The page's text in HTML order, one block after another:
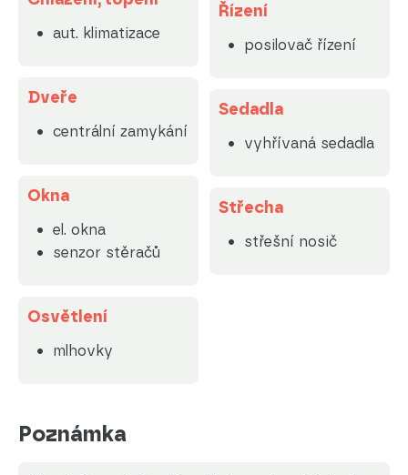
aut. klimatizace
Dveře
centrální zamykání
Okna
el. okna
senzor stěračů
Osvětlení
mlhovky
Řízení
posilovač řízení
Sedadla
vyhřívaná sedadla
Střecha
střešní nosič
Poznámka